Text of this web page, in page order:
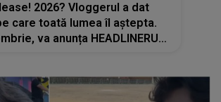
2026? Vloggerul a dat
care toată lumea îl aștepta.
va anunța HEADLINERUL